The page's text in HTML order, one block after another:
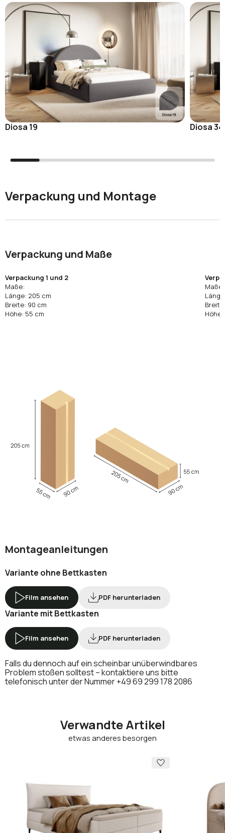
Diosa 19 Diosa 34
Verpackung und Montage
Verpackung und Maße
Verpackung 1 und 2
Maße:
Länge: 205 cm
Breite: 90 cm
Höhe: 55 cm
Maße:
Höhe:
Montageanleitungen
Variante ohne Bettkasten
Film ansehen PDF herunterladen
Variante mit Bettkasten
Film ansehen PDF herunterladen
Falls du dennoch auf ein scheinbar unüberwindbares
Problem stoßen solltest – kontaktiere uns bitte
telefonisch unter der Nummer+49 69 299 178 2086
Verwandte Artikel
etwas anderes besorgen